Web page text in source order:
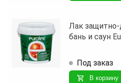
Лак
бань и саун
Под заказ
В корзину